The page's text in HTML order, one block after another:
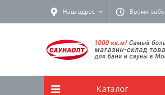
Наш адрес Время
Каталог